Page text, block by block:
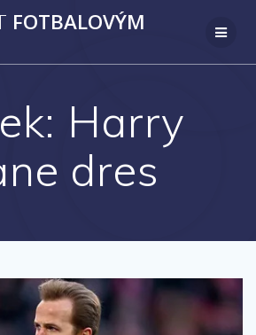
na
FOTBALOVÝM
Harry
dres